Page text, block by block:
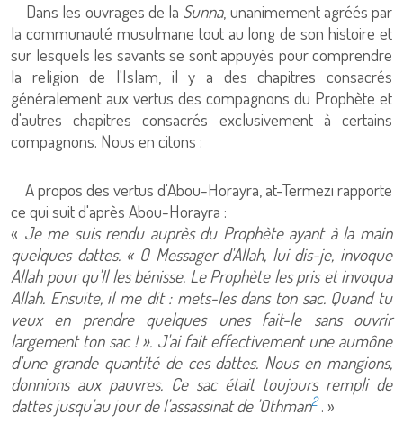
Dans les ouvrages de la Sunna, unanimement agréés par
la communauté musulmane tout au long de son histoire et
sur lesquels les savants se sont appuyés pour comprendre
la religion de l'Islam, il y a des chapitres consacrés
généralement aux vertus des compagnons du Prophète et
d'autres chapitres consacrés exclusivement à certains
compagnons. Nous en citons :
A propos des vertus d'Abou-Horayra, at-Termezi rapporte
ce qui suit d'après Abou-Horayra :
« Je me suis rendu auprès du Prophète ayant à la main
quelques dattes. « O Messager d'Allah, lui dis-je, invoque
Allah pour qu'Il les bénisse. Le Prophète les pris et invoqua
Allah. Ensuite, il me dit : mets-les dans ton sac. Quand tu
veux en prendre quelques unes fait-le sans ouvrir
largement ton sac ! ». J'ai fait effectivement une aumône
d'une grande quantité de ces dattes. Nous en mangions,
donnions aux pauvres. Ce sac était toujours rempli de
dattes jusqu'au jour de l'assassinat de 'Othman2 . »